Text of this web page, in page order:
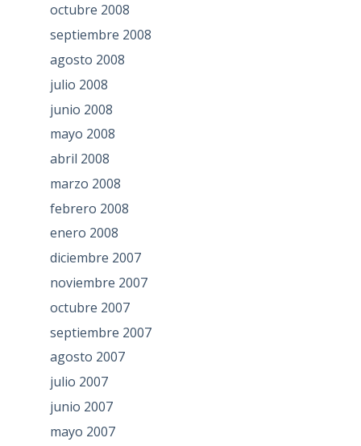
octubre 2008
septiembre 2008
agosto 2008
julio 2008
junio 2008
mayo 2008
abril 2008
marzo 2008
febrero 2008
enero 2008
diciembre 2007
noviembre 2007
octubre 2007
septiembre 2007
agosto 2007
julio 2007
junio 2007
mayo 2007